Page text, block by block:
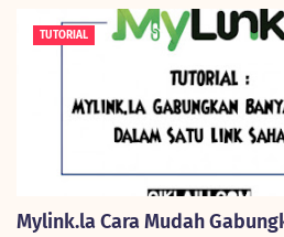
TUTORIAL
Mylink.la Cara Mudah